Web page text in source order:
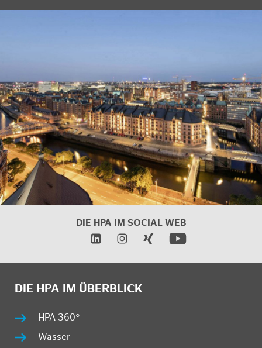
DIE HPA IM SOCIAL WEB
DIE HPA IM ÜBERBLICK
HPA 360°
Wasser